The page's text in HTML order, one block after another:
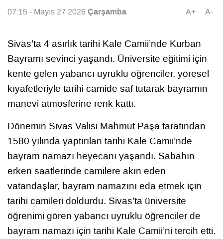
07:15 - Mayıs 27 2026 Çarşamba A+ A-
Sivas’ta 4 asırlık tarihi Kale Camii’nde Kurban
Bayramı sevinci yaşandı. Üniversite eğitimi için
kente gelen yabancı uyruklu öğrenciler, yöresel
kıyafetleriyle tarihi camide saf tutarak bayramın
manevi atmosferine renk kattı.
Dönemin Sivas Valisi Mahmut Paşa tarafından
1580 yılında yaptırılan tarihi Kale Camii’nde
bayram namazı heyecanı yaşandı. Sabahın
erken saatlerinde camilere akın eden
vatandaşlar, bayram namazını eda etmek için
tarihi camileri doldurdu. Sivas’ta üniversite
öğrenimi gören yabancı uyruklu öğrenciler de
bayram namazı için tarihi Kale Camii’ni tercih etti.